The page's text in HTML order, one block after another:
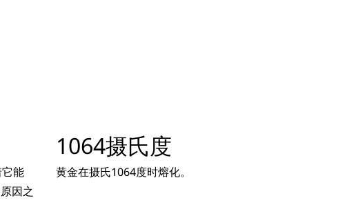
能
因之
1064摄氏度
黄金在摄氏1064度时熔化。